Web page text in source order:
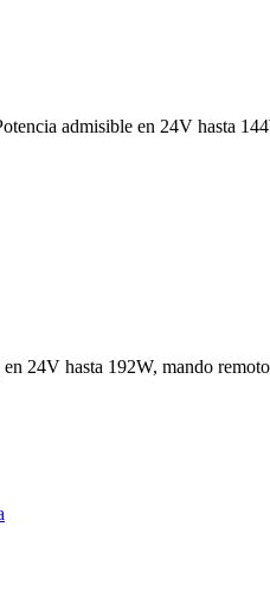
admisible en 24V hasta
24V hasta 192W, mando